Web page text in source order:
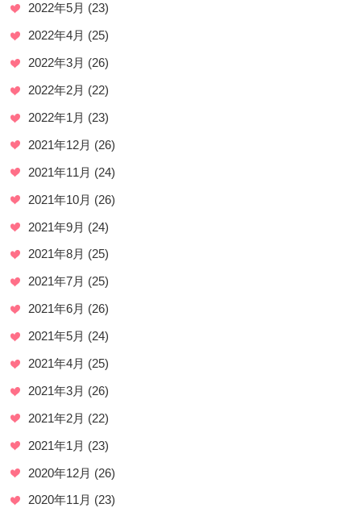
2022年5月 (23)
2022年4月 (25)
2022年3月 (26)
2022年2月 (22)
2022年1月 (23)
2021年12月 (26)
2021年11月 (24)
2021年10月 (26)
2021年9月 (24)
2021年8月 (25)
2021年7月 (25)
2021年6月 (26)
2021年5月 (24)
2021年4月 (25)
2021年3月 (26)
2021年2月 (22)
2021年1月 (23)
2020年12月 (26)
2020年11月 (23)